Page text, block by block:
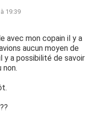
19:39
avec mon copain il y a
aucun moyen de
y a possibilité de savoir
non.